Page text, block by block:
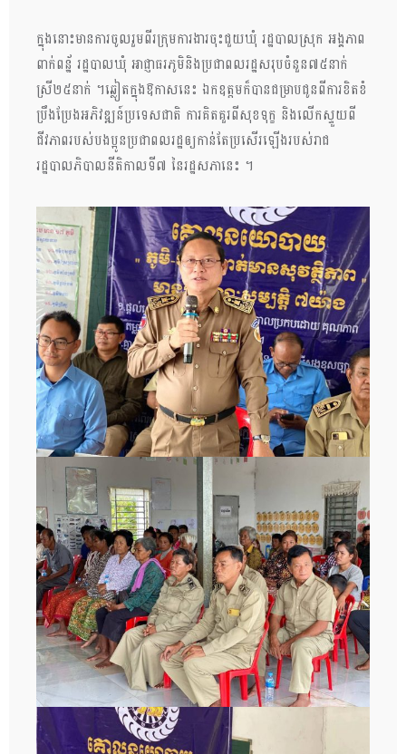
ក្នុងនោះមានការចូលរួមពីរក្រុមការងារចុះជួយឃុំ រដ្ឋបាលស្រុក អង្គភាព
ពាក់ពន្ឋ័ រដ្ឋបាលឃុំ អាជ្ញាធរភូមិនិងប្រជាពលរដ្ឋសរុបចំនួន៧៥នាក់
ស្រី២៥នាក់ ។ឆ្លៀតក្នុងឱកាសនេះ ឯកឧត្តមក៏បានជម្រាបជូនពីការខិតខំ
ប្រឹងប្រែងអភិវឌ្ឍន៍ប្រទេសជាតិ ការគិតគួរពីសុខទុក្ខ និងលើកស្ទួយពី
ជីវភាពរបស់បងប្អូនប្រជាពលរដ្ឋឲ្យកាន់តែប្រសើរឡើងរបស់រាជ
រដ្ឋបាលភិបាលនីតិកាលទី៧ នៃរដ្ឋសភានេះ ។